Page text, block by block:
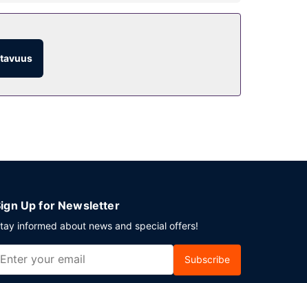
päivittäin. Baarissa voit nauttia
Up for Newsletter
informed about news and special offers!
Subscribe